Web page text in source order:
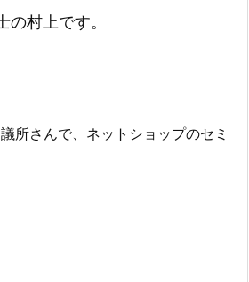
の村上です。
所さんで、ネットショップのセミ